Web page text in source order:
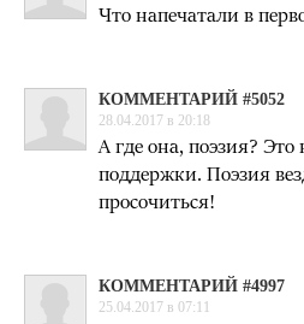
Что напечатали в
КОММЕНТАРИЙ #5052
28.04.2017 в 20:18
А где она, поэзия?
поддержки. Поэзия
просочиться!
КОММЕНТАРИЙ #4997
25.04.2017 в 07:11